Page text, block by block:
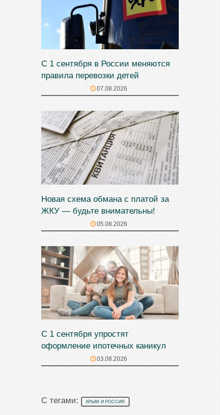
С 1 сентября в России меняются
правила перевозки детей
07.08.2026
Новая схема обмана с платой за
ЖКУ — будьте внимательны!
05.08.2026
С 1 сентября упростят
оформление ипотечных каникул
03.08.2026
С тегами: КРЫМ И РОССИЯ